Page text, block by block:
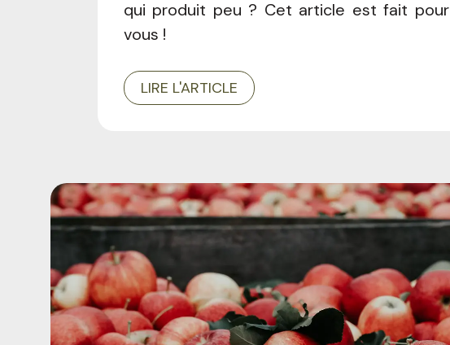
qui produit peu ? Cet article est fait pour
vous !
LIRE L'ARTICLE